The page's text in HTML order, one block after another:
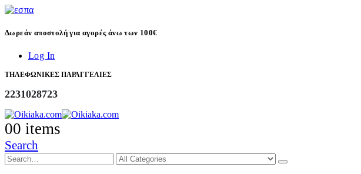
Δωρεάν αποστολή για αγορές άνω των 100€
Log In
ΤΗΛΕΦΩΝΙΚΕΣ ΠΑΡΑΓΓΕΛΙΕΣ
2231028723
00 items
Search